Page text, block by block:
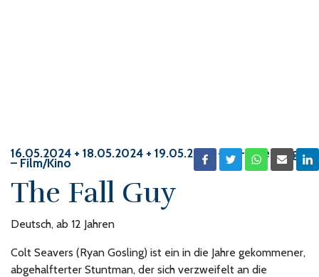
16.05.2024 + 18.05.2024 + 19.05.2024 + ... – Heerbrugg
– Film/Kino
The Fall Guy
Deutsch, ab 12 Jahren
Colt Seavers (Ryan Gosling) ist ein in die Jahre gekommener,
ab­ge­half­terter Stuntman, der sich verzweifelt an die